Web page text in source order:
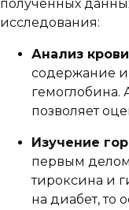
полученных
исследования:
Анализ крови
содержание
гемоглобина.
позволяет
Изучение
первым
тироксина и
на диабет, то